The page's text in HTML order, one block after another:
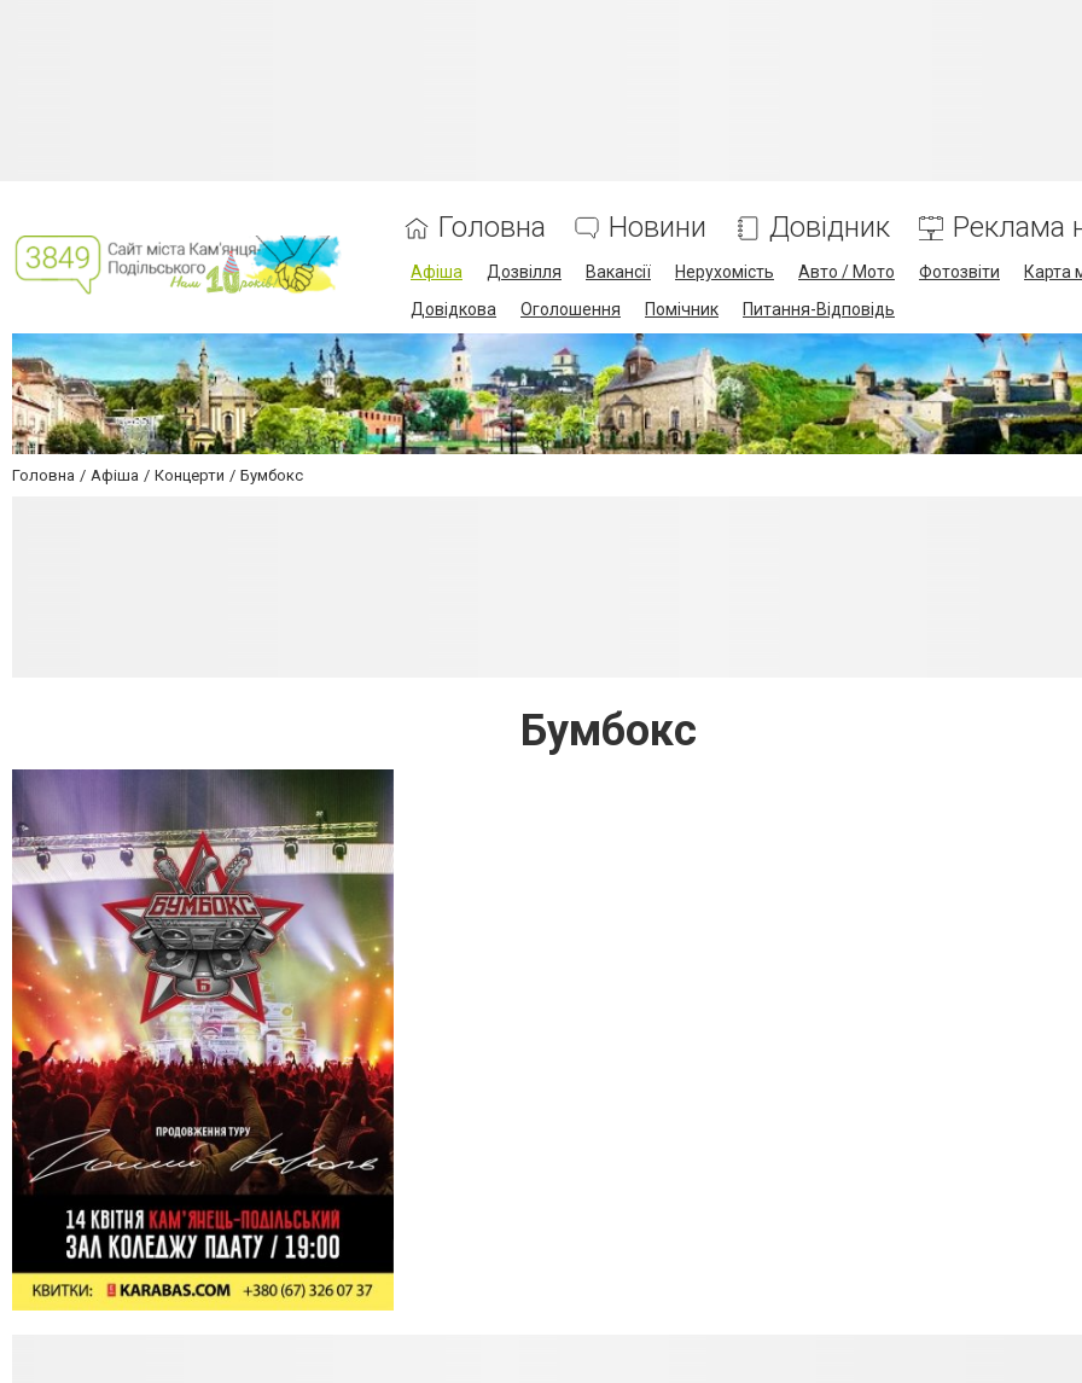
Головна Новини Довідник Реклама
Афіша Дозвілля Вакансії Нерухомість Авто / Мото Фотозвіти Карта
Довідкова
Оголошення Помічник Питання-Відповідь
Головна Афіша Концерти Бумбокс
Бумбокс